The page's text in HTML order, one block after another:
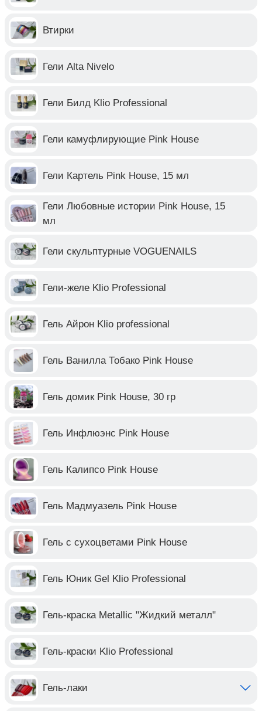
Втирки
Гели Alta Nivelo
Гели Билд Klio Professional
Гели камуфлирующие Pink House
Гели Картель Pink House, 15 мл
Гели Любовные истории Pink House, 15
мл
Гели скульптурные VOGUENAILS
Гели-желе Klio Professional
Гель Айрон Klio professional
Гель Ванилла Тобако Pink House
Гель домик Pink House, 30 гр
Гель Инфлюэнс Pink House
Гель Калипсо Pink House
Гель Мадмуазель Pink House
Гель с сухоцветами Pink House
Гель Юник Gel Klio Professional
Гель-краска Metallic "Жидкий металл"
Гель-краски Klio Professional
Гель-лаки